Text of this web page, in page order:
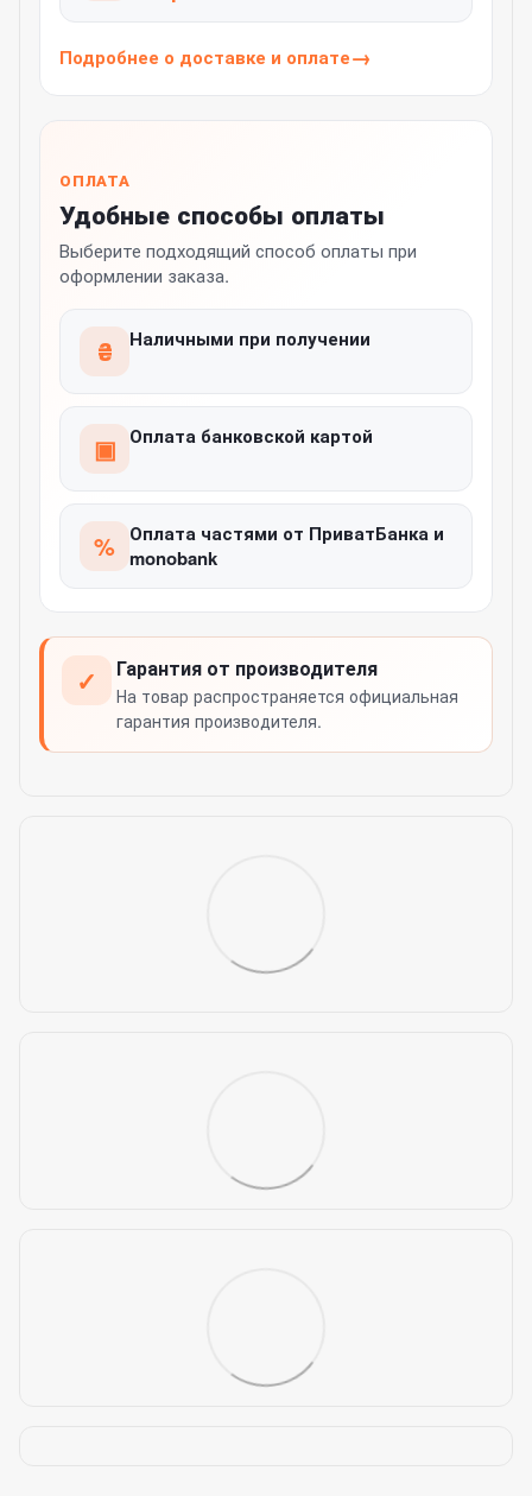
Подробнее о доставке и оплате
ОПЛАТА
Удобные способы оплаты
Выберите подходящий способ оплаты при
оформлении заказа.
₴ Наличными при получении
▣ Оплата банковской картой
% Оплата частями от ПриватБанка и
monobank
✓ Гарантия от производителя
На товар распространяется официальная
гарантия производителя.